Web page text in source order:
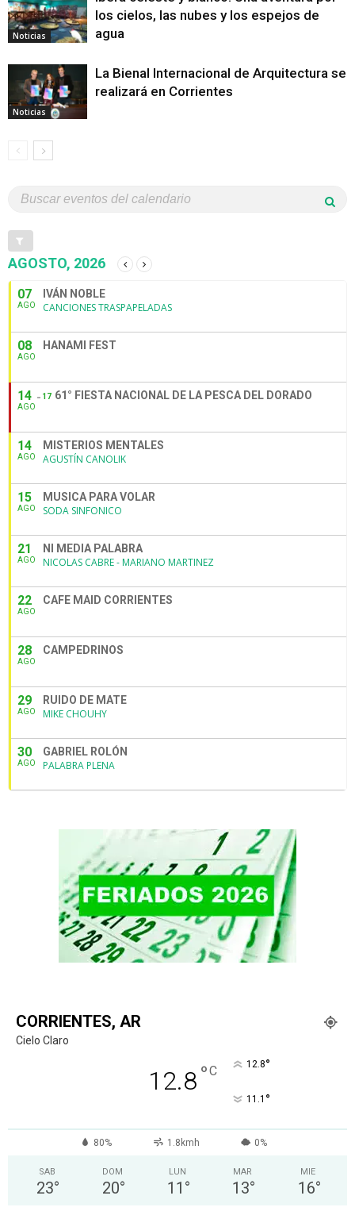
Noticias
los cielos, las nubes y los espejos de
agua
Noticias
La Bienal Internacional de Arquitectura se
realizará en Corrientes
AGOSTO, 2026
07
AGO
IVÁN NOBLE
CANCIONES TRASPAPELADAS
08
AGO
HANAMI FEST
14
AGO
17 61° FIESTA NACIONAL DE LA PESCA DEL DORADO
14
AGO
MISTERIOS MENTALES
AGUSTÍN CANOLIK
15
AGO
MUSICA PARA VOLAR
SODA SINFONICO
21
AGO
NI MEDIA PALABRA
NICOLAS CABRE - MARIANO MARTINEZ
22
AGO
CAFE MAID CORRIENTES
28
AGO
CAMPEDRINOS
29
AGO
RUIDO DE MATE
MIKE CHOUHY
30
AGO
GABRIEL ROLÓN
PALABRA PLENA
CORRIENTES, AR
Cielo Claro
12.8°C 12.8°
11.1 °
80% 1.8kmh 0%
SAB
23°
DOM
20°
LUN
11 °
MAR
13°
MIE
16°